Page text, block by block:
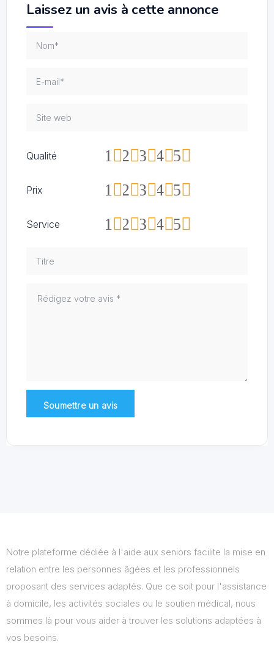
Laissez un avis à cette annonce
Qualité 5
4
3
2
1
Prix 5
4
3
2
1
Service 5
4
3
2
1
Notre plateforme dédiée à l'aide aux seniors facilite la mise en
relation entre les personnes âgées et les professionnels
proposant des services adaptés. Que ce soit pour l'assistance
à domicile, les activités sociales ou le soutien médical, nous
sommes là pour vous aider à trouver les solutions adaptées à
vos besoins.